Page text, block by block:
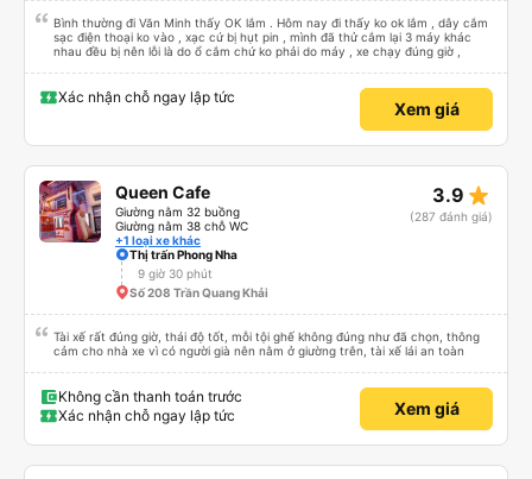
Bình thường đi Văn Minh thấy OK lắm . Hôm nay đi thấy ko ok lắm , dây cắm
sạc điện thoại ko vào , xạc cứ bị hụt pin , mình đã thử cắm lại 3 máy khác
nhau đều bị nên lỗi là do ổ cắm chứ ko phải do máy , xe chạy đúng giờ ,
Xác nhận chỗ ngay lập tức
Xem giá
Queen Cafe
Giường nằm 32 buồng
Giường nằm 38 chỗ WC
+1 loại xe khác
3.9 star_rate
(287 đánh giá)
Thị trấn Phong Nha
9 giờ 30 phút
Số 208 Trần Quang Khải
Tài xế rất đúng giờ, thái độ tốt, mỗi tội ghế không đúng như đã chọn, thông
cảm cho nhà xe vì có người già nên nằm ở giường trên, tài xế lái an toàn
Không cần thanh toán trước
Xác nhận chỗ ngay lập tức
Xem giá